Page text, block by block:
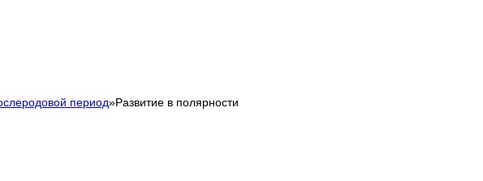
период»Развитие в полярности